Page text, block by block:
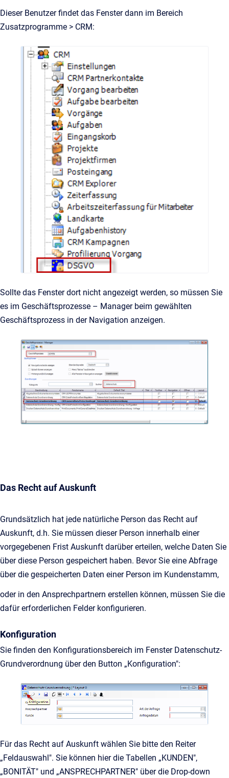
Dieser Benutzer findet das Fenster dann im Bereich
Zusatzprogramme > CRM:
Sollte das Fenster dort nicht angezeigt werden, so müssen Sie
es im Geschäftsprozesse – Manager beim gewählten
Geschäftsprozess in der Navigation anzeigen.
Das Recht auf Auskunft
Grundsätzlich hat jede natürliche Person das Recht auf
Auskunft, d.h. Sie müssen dieser Person innerhalb einer
vorgegebenen Frist Auskunft darüber erteilen, welche Daten Sie
über diese Person gespeichert haben. Bevor Sie eine Abfrage
über die gespeicherten Daten einer Person im Kundenstamm,
oder in den Ansprechpartnern erstellen können, müssen Sie die
dafür erforderlichen Felder konfigurieren.
Konfiguration
Sie finden den Konfigurationsbereich im Fenster Datenschutz-
Grundverordnung über den Button „Konfiguration":
Für das Recht auf Auskunft wählen Sie bitte den Reiter
„Feldauswahl". Sie können hier die Tabellen „KUNDEN",
„BONITÄT" und „ANSPRECHPARTNER" über die Drop-down